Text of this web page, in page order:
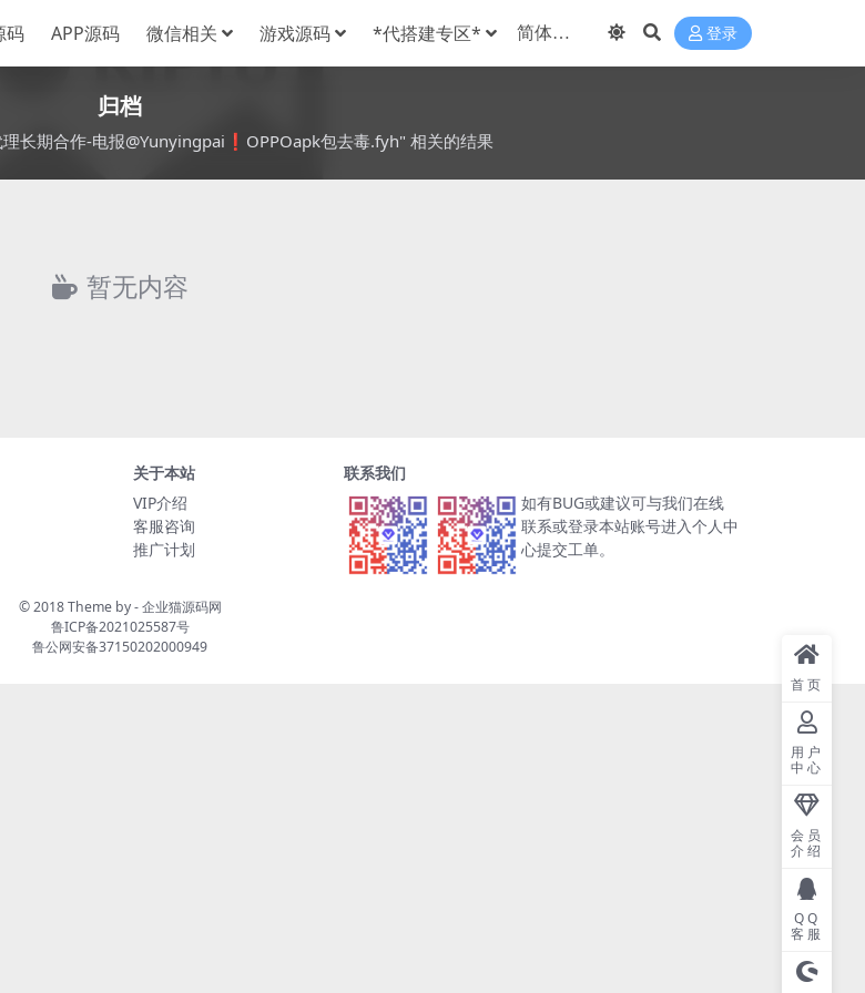
码 APP源码 微信相关 游戏源码 *代搭建专区* 登录
归档
长期合作-电报@Yunyingpai❗️OPPOapk包去毒.fyh" 相关的结果
暂无内容
关于本站
VIP介绍
客服咨询
推广计划
联系我们
如有BUG或建议可与我们在线
联系或登录本站账号进入个人中
心提交工单。
© 2018 Theme by -企业猫源码网
鲁ICP备2021025587号
鲁公网安备37150202000949
首页
用户
中心
会员
介绍
QQ
客服